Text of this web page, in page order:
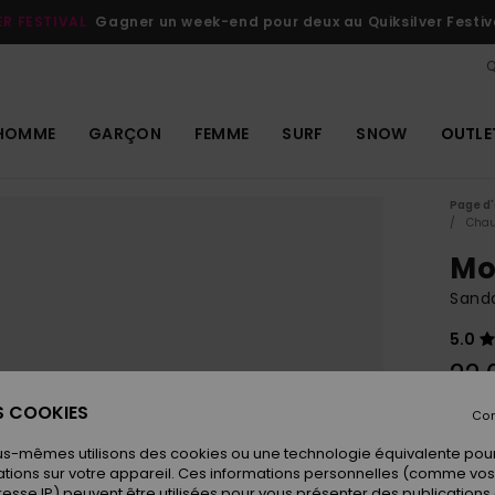
FESTIVAL Gagner un week-end pour deux au Quiksilver
GARÇON FEMME SURF SNOW
Page
5.0
COOKIES
mêmes utilisons des cookies ou une technologie équivalente
sur votre appareil. Ces informations personnelles (comme